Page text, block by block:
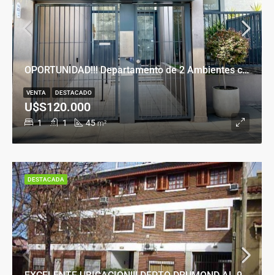
OPORTUNIDAD!!! Departamento de 2 Ambientes con Cochera en Banfield Este
1 1 45 m²
U$S120.000
VENTA DESTACADO
DESTACADA